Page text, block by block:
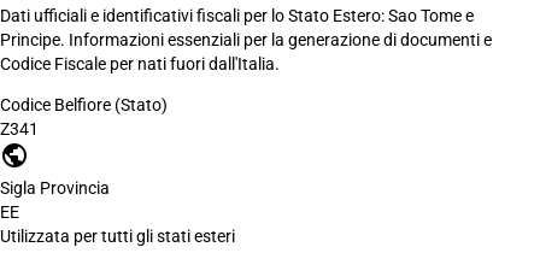
Dati ufficiali e identificativi fiscali per lo Stato Estero: Sao Tome e
Principe. Informazioni essenziali per la generazione di documenti e
Codice Fiscale per nati fuori dall'Italia.
Codice Belfiore (Stato)
Z341
public
Sigla Provincia
EE
Utilizzata per tutti gli stati esteri